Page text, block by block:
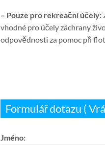
– Pouze pro rekreační účely:
vhodné pro účely záchrany
odpovědnosti za pomoc při
Formulář dotazu (
Jméno: